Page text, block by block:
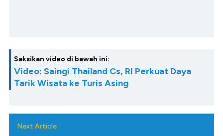
Saksikan video di bawah ini:
Video: Saingi Thailand Cs, RI Perkuat Daya
Tarik Wisata ke Turis Asing
Next Article